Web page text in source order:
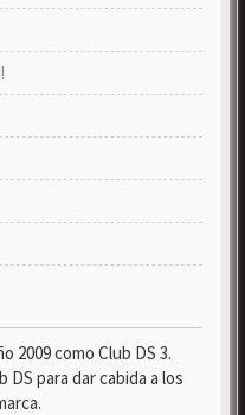
2009 como Club DS 3.
para dar cabida a los